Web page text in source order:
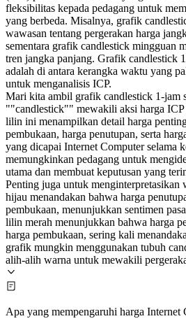
fleksibilitas kepada pedagang untuk
yang berbeda. Misalnya, grafik
wawasan tentang pergerakan harga
sementara grafik candlestick mingguan
tren jangka panjang. Grafik candlestick
adalah di antara kerangka waktu yang
untuk menganalisis ICP.
Mari kita ambil grafik candlestick 1-jam
""candlestick"" mewakili aksi harga
lilin ini menampilkan detail harga
pembukaan, harga penutupan, serta
yang dicapai Internet Computer selama
memungkinkan pedagang untuk
utama dan membuat keputusan yang
Penting juga untuk menginterpretasikan
hijau menandakan bahwa harga
pembukaan, menunjukkan sentimen
lilin merah menunjukkan bahwa harga
harga pembukaan, sering kali
grafik mungkin menggunakan tubuh
alih-alih warna untuk mewakili
Apa yang mempengaruhi harga Internet